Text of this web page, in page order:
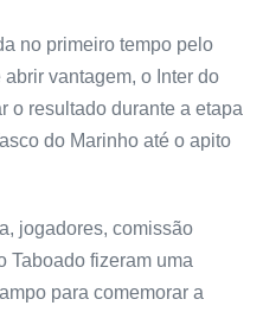
no primeiro tempo pelo
vantagem, o Inter do
o resultado durante a etapa
do Marinho até o apito
jogadores, comissão
Taboado fizeram uma
para comemorar a